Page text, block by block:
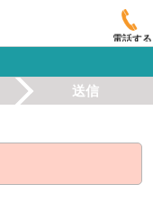
電話する
送信